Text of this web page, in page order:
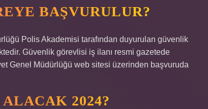
BAŞVURULUR?
Polis Akademisi tarafından duyurulan güvenlik
Güvenlik görevlisi iş ilanı resmi gazetede
Genel Müdürlüğü web sitesi üzerinden başvuruda
2024?